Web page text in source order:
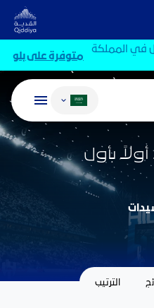
في المملكة
متوفرة على بلو
تغيير اللغة
بأول
الترتيب